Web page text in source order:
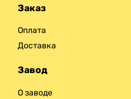
Заказ
Оплата
Доставка
Завод
О заводе